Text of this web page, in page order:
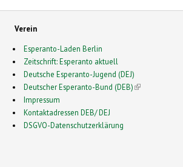
Verein
Esperanto-Laden Berlin
Zeitschrift: Esperanto aktuell
Deutsche Esperanto-Jugend (DEJ)
Deutscher Esperanto-Bund (DEB)(link is external)
Impressum
Kontaktadressen DEB/ DEJ
DSGVO-Datenschutzerklärung